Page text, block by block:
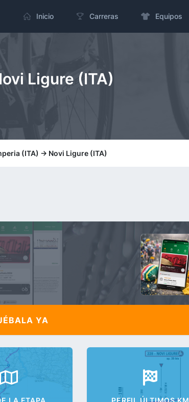
Inicio Carreras Equipos
Ligure (ITA)
(ITA) -> Novi Ligure (ITA)
YA
LA ETAPA PERFIL ÚLTIMOS KM